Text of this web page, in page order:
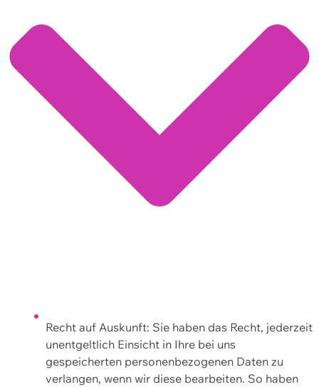
Recht auf Auskunft: Sie haben das Recht, jederzeit
unentgeltlich Einsicht in Ihre bei uns
gespeicherten personenbezogenen Daten zu
verlangen, wenn wir diese bearbeiten. So haben